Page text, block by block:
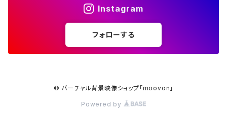
Instagram
フォローする
© バーチャル背景映像ショップ「moovon」
Powered by